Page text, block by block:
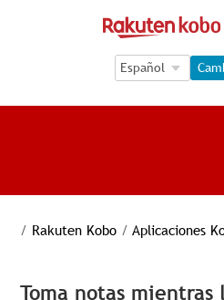
Language
Language
/ Rakuten Kobo / Aplicaciones
Toma notas mientras